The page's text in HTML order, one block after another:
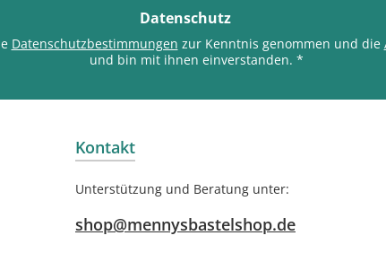
Datenschutz
Datenschutzbestimmungen zur Kenntnis genommen und die
und bin mit ihnen einverstanden. *
Kontakt
Unterstützung und Beratung unter:
shop@mennysbastelshop.de